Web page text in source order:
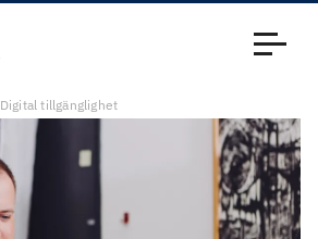
Digital tillgänglighet